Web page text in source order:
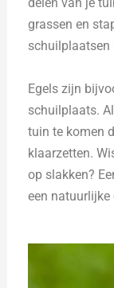
delen van je
grassen en
schuilplaatsen
Egels zijn
schuilplaats.
tuin te komen
klaarzetten.
op slakken?
een